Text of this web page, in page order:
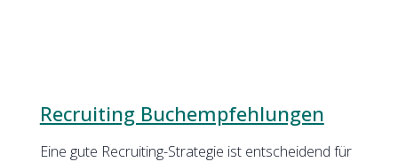
Recruiting Buchempfehlungen
Eine gute Recruiting-Strategie ist entscheidend für